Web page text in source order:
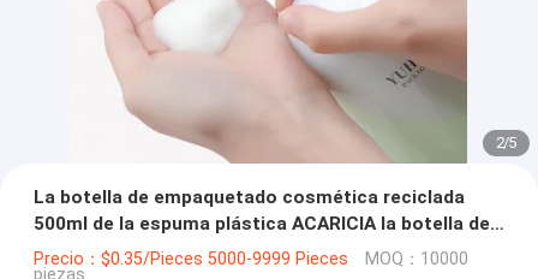
2/5
La botella de empaquetado cosmética reciclada
500ml de la espuma plástica ACARICIA la botella del
dispensador de la espuma del jabón líquido
Precio：$0.35/Pieces 5000-9999 Pieces MOQ：10000
piezas